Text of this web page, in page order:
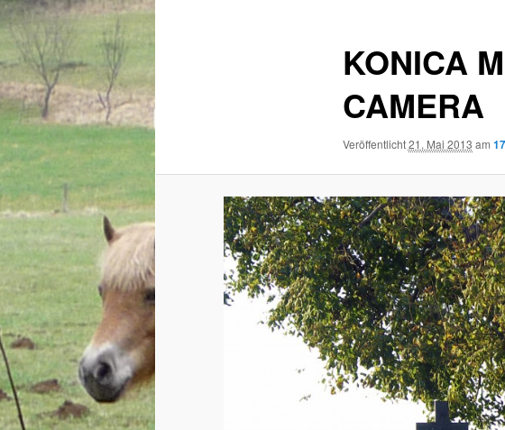
KONICA
CAMERA
Veröffentlicht21. Mai 2013 am